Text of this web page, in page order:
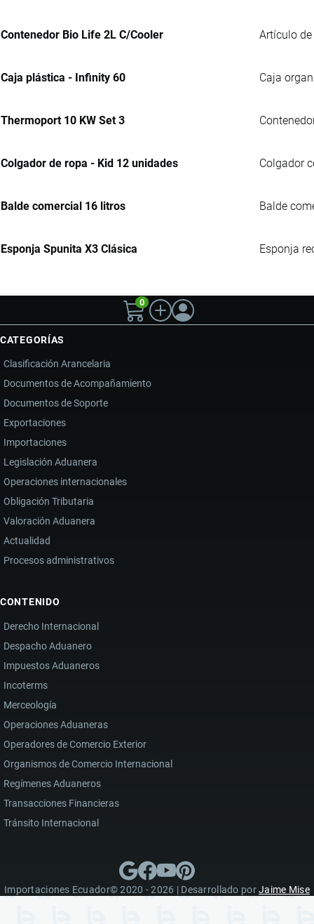
Contenedor Bio Life 2L C/Cooler Artículo
Caja plástica - Infinity 60 Caja
Thermoport 10 KW Set 3
Colgador de ropa - Kid 12 unidades Colgador
Balde comercial 16 litros Balde
Esponja Spunita X3 Clásica Esponja
0
CATEGORÍAS
Clasificación Arancelaria
Documentos de Acompañamiento
Documentos de Soporte
Exportaciones
Importaciones
Legislación Aduanera
Operaciones internacionales
Obligación Tributaria
Valoración Aduanera
Actualidad
Procesos administrativos
CONTENIDO
Derecho Internacional
Despacho Aduanero
Impuestos Aduaneros
Incoterms
Merceología
Operaciones Aduaneras
Operadores de Comercio Exterior
Organismos de Comercio Internacional
Regímenes Aduaneros
Transacciones Financieras
Tránsito Internacional
Importaciones Ecuador© 2020 - 2026 | Desarrollado porJaime Mise